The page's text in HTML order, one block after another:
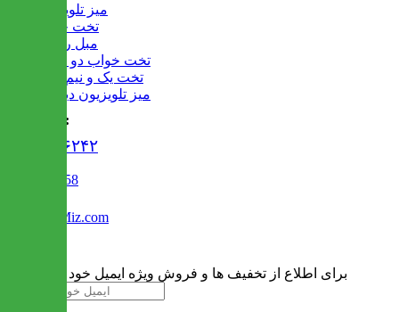
میز تلویزیون
تخت خواب
مبل راحتی
تخت خواب دو طبقه
تخت یک و نیم نفره
میز تلویزیون دیواری
تماس با ما :
۰۲۱۹۱۳۰۶۲۴۲
02122509458
Info@IranMiz.com
برای اطلاع از تخفیف ها و فروش ویژه ایمیل خود را وارد کنید